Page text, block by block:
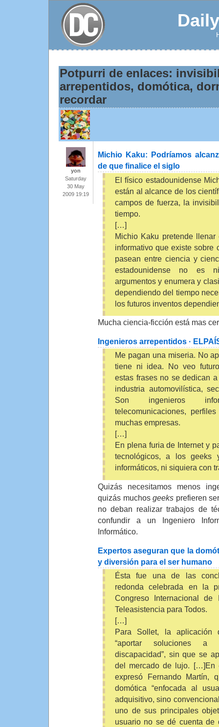
Potpurri de enlaces:
arrepentidos, domótica,
recordar
yon
Saturday
30 May
2009 19:19
Michio Kaku: Podríamos
de que finalice el siglo
El físico estadounidense
están al alcance de los
campos de fuerza, la
tiempo.
[…]
Michio Kaku pretende
informativo que existe sobre
pasean entre ciencia y
estadounidense no es
argumentos y enumera y
dependiendo del tiempo
los futuros inventos
Mucha ciencia-ficción está mas
Ingenieros arrepentidos ·
Me pagan una miseria. No
tiene ni idea. No veo
estas frases no se dedican
industria automovilística,
Son ingenieros
telecomunicaciones,
muchas empresas.
[…]
En plena furia de Internet y
tecnológicos, a los geeks
informáticos, ni siquiera con
Quizás necesitamos menos
quizás muchos geeks prefieren
no deban realizar trabajos de
confundir a un Ingeniero
Informático.
Expertos aseguran que la
y diversión para el ser humano
Ésta fue una de las
redonda celebrada en la
Congreso Internacional de
Teleasistencia para Todos.
[…]
Para Sollet, la aplicación
“aportar soluciones a
discapacidad”, sin que se
del mercado de lujo. […]En
expresó Fernando Martín,
domótica “enfocada al
adquisitivo, sino
uno de sus principales
usuario no se dé cuenta de